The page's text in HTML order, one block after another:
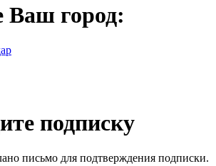
Ваш город:
подписку
письмо для подтверждения подписки.